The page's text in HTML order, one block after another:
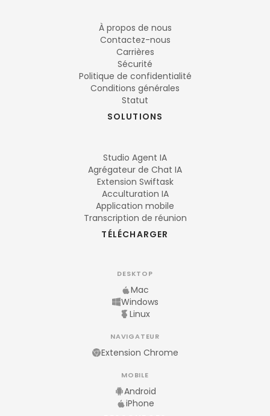
À propos de nous
Contactez-nous
Carrières
Sécurité
Politique de confidentialité
Conditions générales
Statut
SOLUTIONS
Studio Agent IA
Agrégateur de Chat IA
Extension Swiftask
Acculturation IA
Application mobile
Transcription de réunion
TÉLÉCHARGER
DESKTOP
Mac
Windows
Linux
NAVIGATEUR
Extension Chrome
MOBILE
Android
iPhone